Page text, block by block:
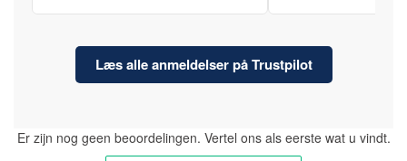
Læs alle anmeldelser på Trustpilot
Er zijn nog geen beoordelingen. Vertel ons als eerste wat u vindt.